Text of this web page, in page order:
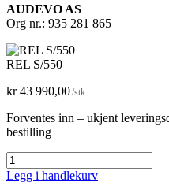
AUDEVO AS
Org nr.: 935 281 865
REL S/550
kr43 990,00/stk
Forventes inn – ukjent
bestilling
REL
S/550
Legg i handlekurvDette